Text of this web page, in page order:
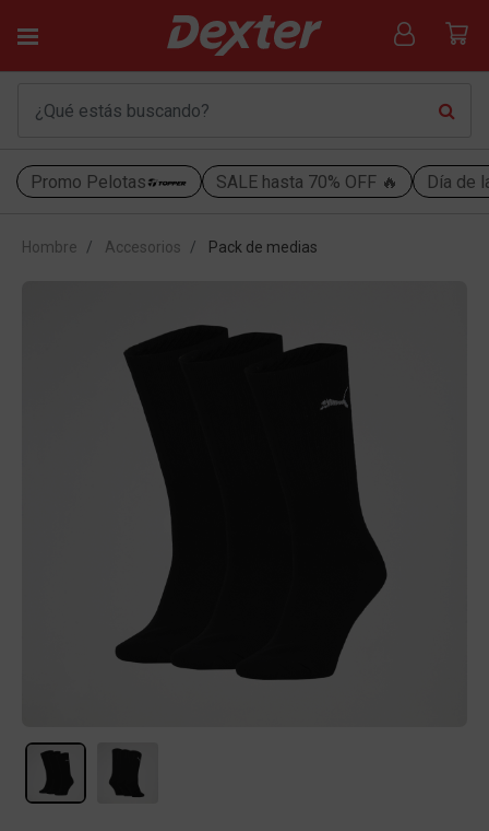
Promo Pelotas SALE hasta 70% OFF 🔥 Día de
Hombre Accesorios Pack de medias